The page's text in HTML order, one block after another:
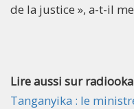
de la justice », a-t-il
Lire aussi sur
Tanganyika : le